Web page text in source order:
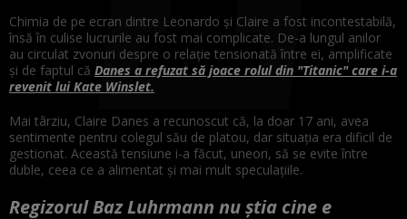
Chimia de pe ecran dintre Leonardo și Claire a fost incontestabilă,
însă în culise lucrurile au fost mai complicate. De-a lungul anilor
au circulat zvonuri despre o relație tensionată între ei, amplificate
și de faptul că Danes a refuzat să joace rolul din "Titanic" care i-a
revenit lui Kate Winslet.
Mai târziu, Claire Danes a recunoscut că, la doar 17 ani, avea
sentimente pentru colegul său de platou, dar situația era dificil de
gestionat. Această tensiune i-a făcut, uneori, să se evite între
duble, ceea ce a alimentat și mai mult speculațiile.
Regizorul Baz Luhrmann nu știa cine e